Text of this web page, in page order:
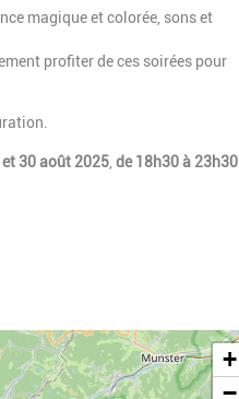
magique et colorée, sons et
profiter de ces soirées pour
et 30 août 2025 de 18h30 à 23h30
+
−